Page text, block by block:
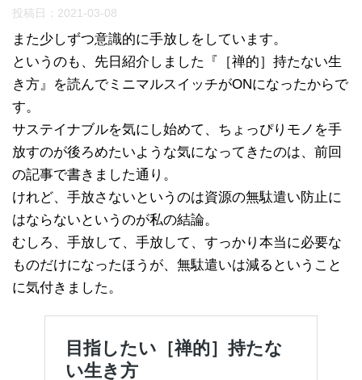
投稿日： 2021-03-08
また少しずつ意識的に手放しをしています。
というのも、先日紹介しました『［禅的］持たない生
き方』を読んでミニマルスイッチがONになったからで
す。
サステイナブルを気にし始めて、ちょっぴりモノを手
放すのが後ろめたいような気になってきたのは、前回
の記事で書きました通り。
けれど、手放さないというのは資源の無駄遣い防止に
はならないというのが私の結論。
むしろ、手放して、手放して、すっかり本当に必要な
ものだけになったほうが、無駄遣いは減るということ
に気付きました。